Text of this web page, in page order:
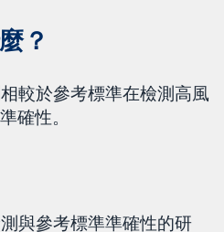
？
較於參考標準在檢測高風
確性。
與參考標準準確性的研